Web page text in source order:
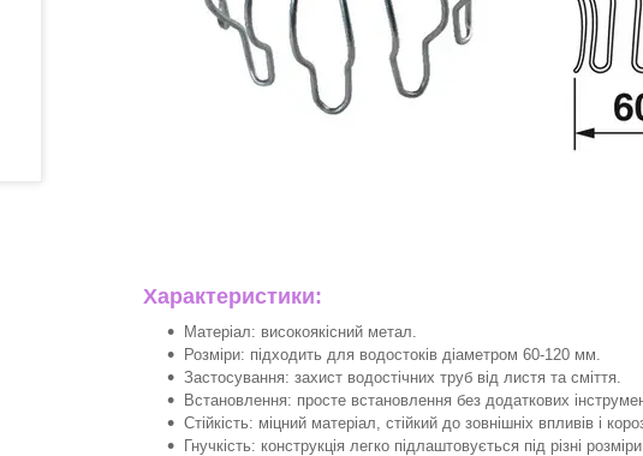
Характеристики:
Матеріал: високоякісний метал.
Розміри: підходить для водостоків діаметром 60-120 мм.
Застосування: захист водостічних труб від листя та сміття.
Встановлення: просте встановлення без додаткових
Стійкість: міцний матеріал, стійкий до зовнішніх впливів і
Гнучкість: конструкція легко підлаштовується під різні